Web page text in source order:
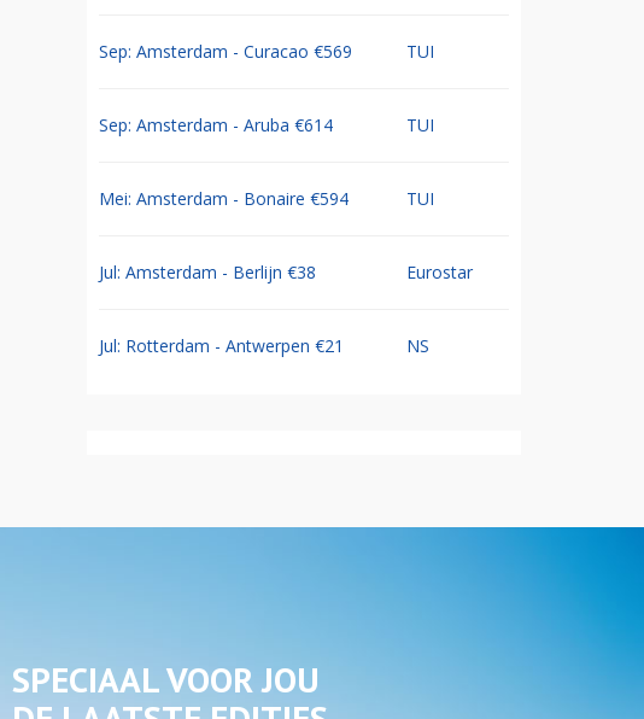
Sep: Amsterdam - Curacao €569 TUI
Sep: Amsterdam - Aruba €614 TUI
Mei: Amsterdam - Bonaire €594 TUI
Jul: Amsterdam - Berlijn €38 Eurostar
Jul: Rotterdam - Antwerpen €21 NS
SPECIAAL VOOR JOU